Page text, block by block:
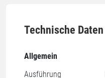
Technische Daten
Allgemein
Ausführung